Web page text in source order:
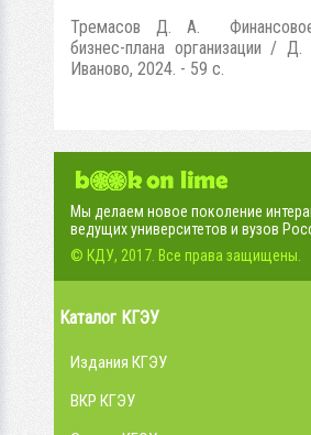
Тремасов Д. А. Финансовое
бизнес-плана организации /
Иваново, 2024. - 59 с.
Мы делаем новое поколение
ведущих университетов и вузов
© КДУ, 2017. Все права защищены.
Каталог КГЭУ
Издания КГЭУ
ВКР КГЭУ